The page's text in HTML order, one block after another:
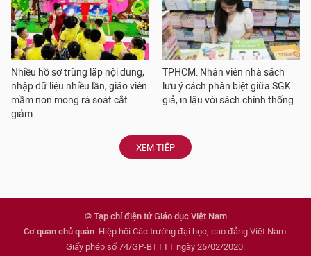
Nhiều hồ sơ trùng lặp nội dung,
nhập dữ liệu nhiều lần, giáo viên
mầm non mong rà soát cắt
giảm
TPHCM: Nhân viên nhà sách
lưu ý cách phân biệt giữa SGK
giả, in lậu với sách chính thống
XEM TIẾP
© Tạp chí điện tử Giáo dục Việt Nam
Cơ quan chủ quản: Hiệp hội Các trường đại học, cao đẳng Việt Nam.
Giấy phép số 74/GP-BTTTT ngày 26/02/2020.